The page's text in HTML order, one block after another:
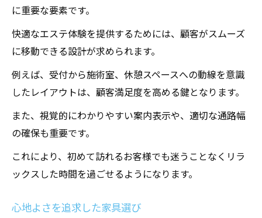
に重要な要素です。
快適なエステ体験を提供するためには、顧客がスムーズ
に移動できる設計が求められます。
例えば、受付から施術室、休憩スペースへの動線を意識
したレイアウトは、顧客満足度を高める鍵となります。
また、視覚的にわかりやすい案内表示や、適切な通路幅
の確保も重要です。
これにより、初めて訪れるお客様でも迷うことなくリラ
ックスした時間を過ごせるようになります。
心地よさを追求した家具選び